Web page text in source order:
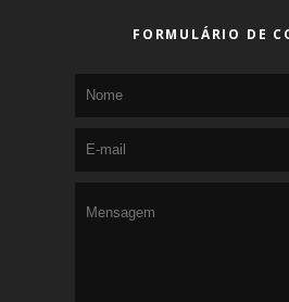
FORMULÁRIO DE